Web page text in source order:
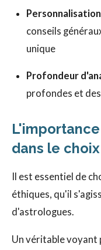
conseils
unique
Profondeur
profondes et
dans le
Il est essentiel de
éthiques, qu'il
d'astrologues.
Un véritable voyant